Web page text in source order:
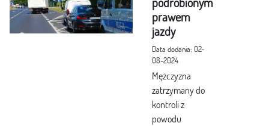
prawem
jazdy
Data dodania: 02-
08-2024
Mężczyzna
zatrzymany do
kontroli z
powodu